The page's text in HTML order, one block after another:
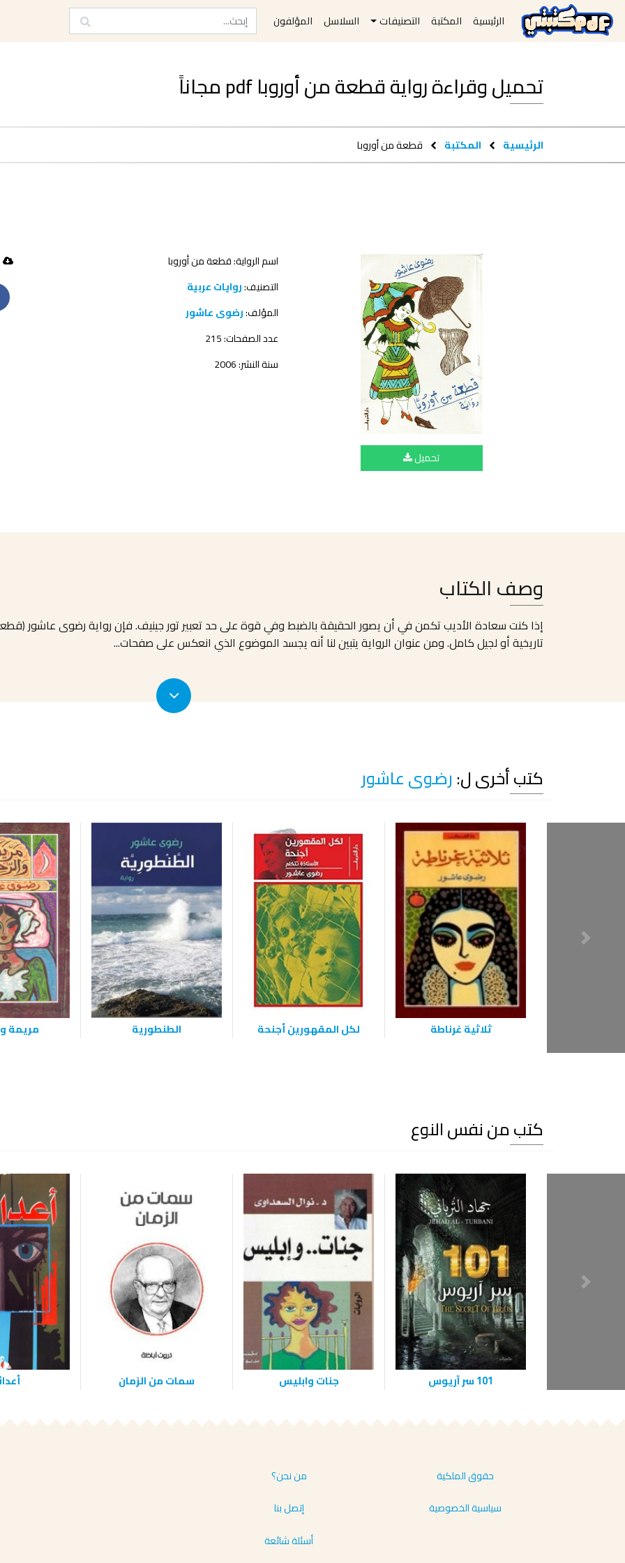
الرئيسية المكتبة التصنيفات السلاسل المؤلفون
تحميل وقراءة رواية قطعة من أوروبا pdf مجاناً
الرئيسية المكتبة قطعة من أوروبا
تحميل
اسم الرواية: قطعة من أوروبا
التصنيف:روايات عربية
المؤلف:رضوى عاشور
عدد الصفحات: 215
سنة النشر: 2006
وصف الكتاب
إذا كنت سعادة الأديب تكمن في أن يصور الحقيقة بالضبط وفي قوة على حد تعبير تور جينيف. فإن رواية رضوى عاشور (قطعة
تاريخية أو لجيل كامل. ومن عنوان الرواية يتبين لنا أنه يجسد الموضوع الذي انعكس على صفحات...
كتب أخرى ل: رضوى عاشور
ثلاثية غرناطة لكل المقهورين أجنحة الطنطورية مريمة
كتب من نفس النوع
101 سر آريوس جنات وابليس سمات من الزمان
حقوق الملكية
سياسية الخصوصية
من نحن؟
إتصل بنا
أسئلة شائعة